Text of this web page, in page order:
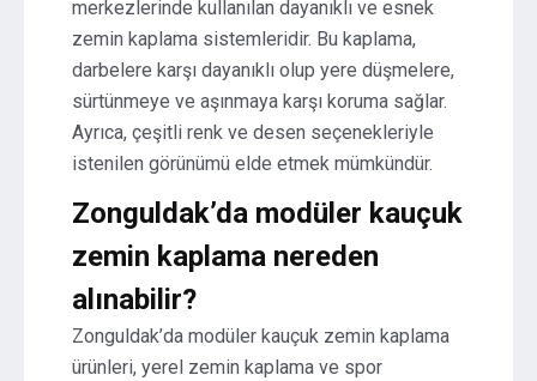
merkezlerinde kullanılan dayanıklı ve esnek
zemin kaplama sistemleridir. Bu kaplama,
darbelere karşı dayanıklı olup yere düşmelere,
sürtünmeye ve aşınmaya karşı koruma sağlar.
Ayrıca, çeşitli renk ve desen seçenekleriyle
istenilen görünümü elde etmek mümkündür.
Zonguldak’da modüler kauçuk
zemin kaplama nereden
alınabilir?
Zonguldak’da modüler kauçuk zemin kaplama
ürünleri, yerel zemin kaplama ve spor